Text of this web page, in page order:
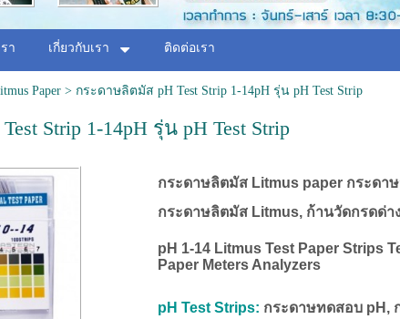
า เกี่ยวกับเรา ติดต่อเรา
Paper> กระดาษลิตมัส pH Test Strip 1-14pH รุ่น pH Test Strip
Strip 1-14pH รุ่น pH Test Strip
กระดาษลิตมัส Litmus paper กระดาษ
กระดาษลิตมัส Litmus, ก้านวัดกรดด่า
pH 1-14 Litmus Test Paper Strips
Paper Meters Analyzers
pH Test Strips: กระดาษทดสอบ pH,